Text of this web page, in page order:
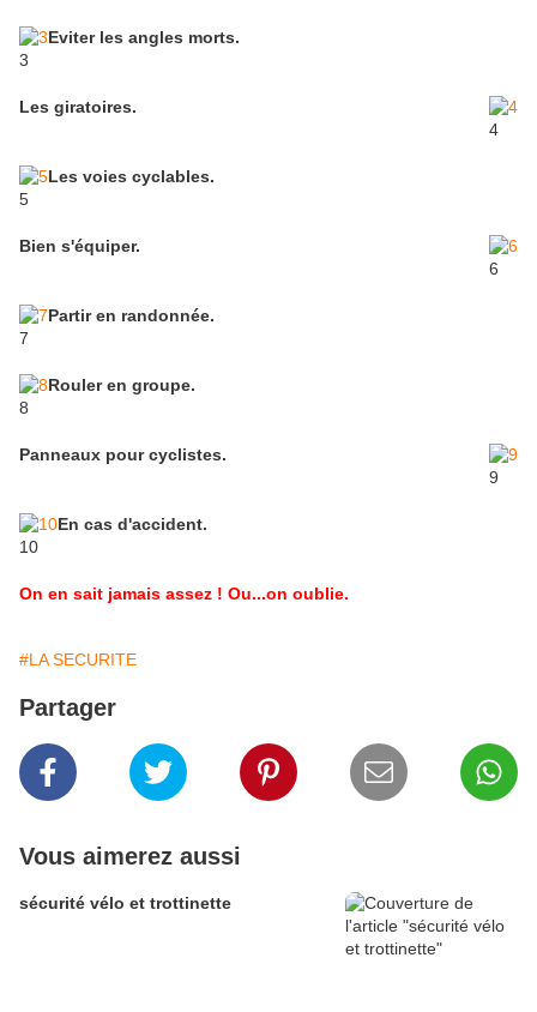
3
Eviter les angles morts.
4
Les giratoires.
5
Les voies cyclables.
6
Bien s'équiper.
7
Partir en randonnée.
8
Rouler en groupe.
9
Panneaux pour cyclistes.
10
En cas d'accident.
On en sait jamais assez ! Ou...on oublie.
#LA SECURITE
Partager
Vous aimerez aussi
sécurité vélo et trottinette